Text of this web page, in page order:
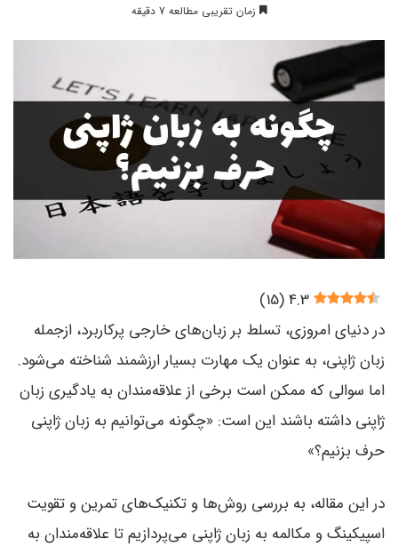
زمان تقریبی مطالعه 7 دقیقه
4.3
(
15
)
در دنیای امروزی، تسلط بر زبان‌های خارجی پرکاربرد، ازجمله
زبان ژاپنی، به عنوان یک مهارت بسیار ارزشمند شناخته می‌شود.
اما سوالی که ممکن است برخی از علاقه‌مندان به یادگیری زبان
ژاپنی داشته باشند این است: «چگونه می‌توانیم به زبان ژاپنی
حرف بزنیم؟»
در این مقاله، به بررسی روش‌ها و تکنیک‌های تمرین و تقویت
اسپیکینگ و مکالمه به زبان ژاپنی می‌پردازیم تا علاقه‌مندان به